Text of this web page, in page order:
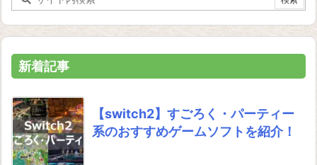
新着記事
【switch2】すごろく・パーティー
系のおすすめゲームソフトを紹介！